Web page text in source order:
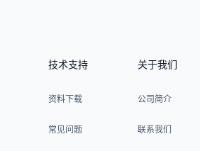
技术支持
资料下载
常见问题
关于我们
公司简介
联系我们